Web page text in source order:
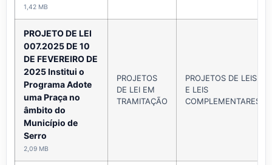
1,42 MB
PROJETO DE LEI
007.2025 DE 10
DE FEVEREIRO DE
2025 Institui o
Programa Adote
uma Praça no
âmbito do
Município de
Serro
2,09 MB
PROJETOS
DE LEI EM
TRAMITAÇÃO
PROJETOS DE LEIS
E LEIS
COMPLEMENTARES